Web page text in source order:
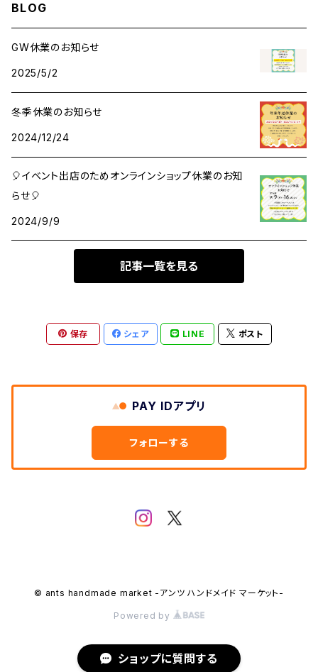
レターセット
メッセージカード
アクリルキーホルダー
ant缶（小物入れ）
BLOG
GW休業のお知らせ
2025/5/2
冬季休業のお知らせ
2024/12/24
🎈イベント出店のためオンラインショップ休業のお知
らせ🎈
2024/9/9
記事一覧を見る
保存 シェア LINE ポスト
PAY IDアプリ
フォローする
© ants handmade market -アンツ ハンドメイド マーケット-
Powered by
ショップに質問する